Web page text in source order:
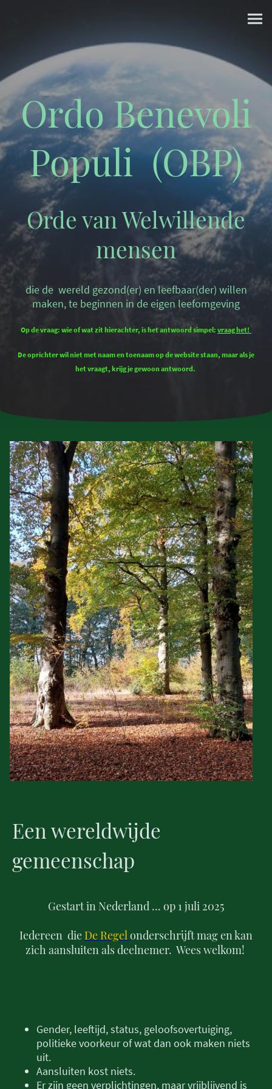
Ordo Benevoli
Populi (OBP)
Orde van Welwillende
mensen
die de wereld gezond(er) en leefbaar(der) willen
maken, te beginnen in de eigen leefomgeving
Op de vraag: wie of wat zit hierachter, is het antwoord simpel: vraag het!
De oprichter wil niet met naam en toenaam op de website staan, maar als je
het vraagt, krijg je gewoon antwoord.
Een wereldwijde
gemeenschap
Gestart in Nederland ... op 1 juli 2025
Iedereen die De Regelonderschrijft mag en kan
zich aansluiten als deelnemer. Wees welkom!
Gender, leeftijd, status, geloofsovertuiging,
politieke voorkeur of wat dan ook maken niets
uit.
Aansluiten kost niets.
Er zijn geen verplichtingen, maar vrijblijvend is